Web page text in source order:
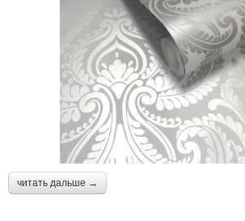
читать дальше →